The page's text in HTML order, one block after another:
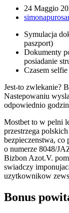
24 Maggio
Symulacja
paszport)
Dokumenty
posiadanie
Czasem
Jest-to zwlekanie?
Nastepowaniu
odpowiednio
Mostbet to w pelni
przestrzega
bezpieczenstwa,
o numerze 8048/
Bizbon Azot.V.
swiadczy
uzytkownikow
Bonus